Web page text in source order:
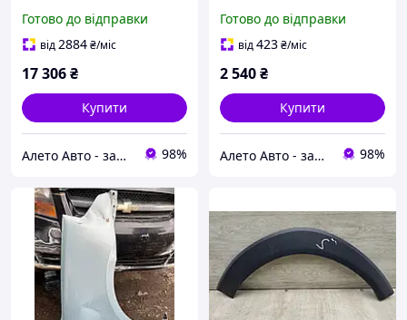
графіт 715044ZC00
Готово до відправки
від2884₴/міс
17 306₴
Купити
Алето Авто - запчастини на авто зі США 98%
66321C2700
Готово до відправки
від423₴/міс
2 540₴
Купити
Алето Авто - запчастини на авто зі США 98%